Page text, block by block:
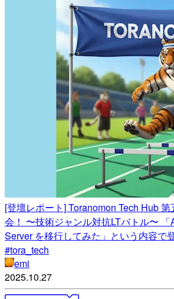
[登壇レポート] Toranomon Tech Hub
会！ 〜技術ジャンル対抗LTバトル〜
Server を移行してみた」という内容で
#tora_tech
emi
2025.10.27